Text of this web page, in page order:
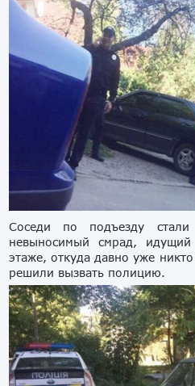
Соседи по подъезду
невыносимый смрад,
этаже, откуда давно уже
решили вызвать полицию.